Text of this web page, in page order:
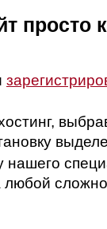
просто
нашего
любой